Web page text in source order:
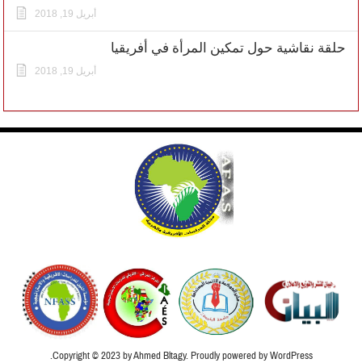
أبريل 19, 2018
حلقة نقاشية حول تمكين المرأة في أفريقيا
أبريل 19, 2018
Copyright © 2023 by Ahmed Bltagy. Proudly powered by WordPress.